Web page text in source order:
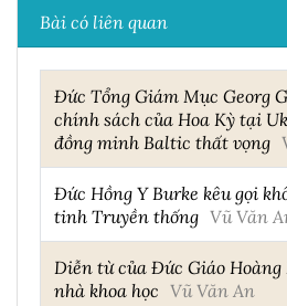
Bài có liên quan
Đức Tổng Giám Mục Georg
chính sách của Hoa Kỳ tại
đồng minh Baltic thất vọng
Đức Hồng Y Burke kêu gọi
tinh Truyền thống Vũ Văn
Diễn từ của Đức Giáo Hoàng
nhà khoa học Vũ Văn An